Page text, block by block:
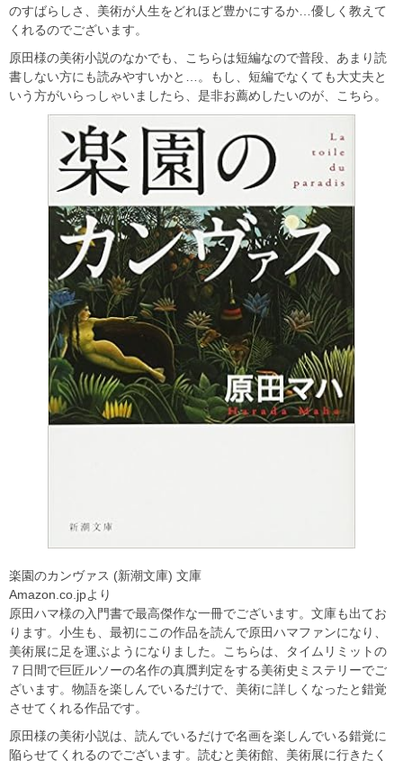
のすばらしさ、美術が人生をどれほど豊かにするか…優しく教えて
くれるのでございます。
原田様の美術小説のなかでも、こちらは短編なので普段、あまり読
書しない方にも読みやすいかと…。もし、短編でなくても大丈夫と
いう方がいらっしゃいましたら、是非お薦めしたいのが、こちら。
楽園のカンヴァス (新潮文庫) 文庫
Amazon.co.jpより
原田ハマ様の入門書で最高傑作な一冊でございます。文庫も出てお
ります。小生も、最初にこの作品を読んで原田ハマファンになり、
美術展に足を運ぶようになりました。こちらは、タイムリミットの
７日間で巨匠ルソーの名作の真贋判定をする美術史ミステリーでご
ざいます。物語を楽しんでいるだけで、美術に詳しくなったと錯覚
させてくれる作品です。
原田様の美術小説は、読んでいるだけで名画を楽しんでいる錯覚に
陥らせてくれるのでございます。読むと美術館、美術展に行きたく